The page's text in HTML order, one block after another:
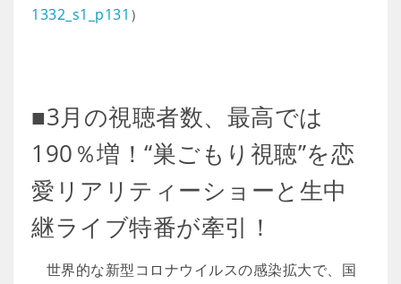
1332_s1_p131 ）
■3月の視聴者数、最高では
190％増！“巣ごもり視聴”を恋
愛リアリティーショーと生中
継ライブ特番が牽引！
世界的な新型コロナウイルスの感染拡大で、国